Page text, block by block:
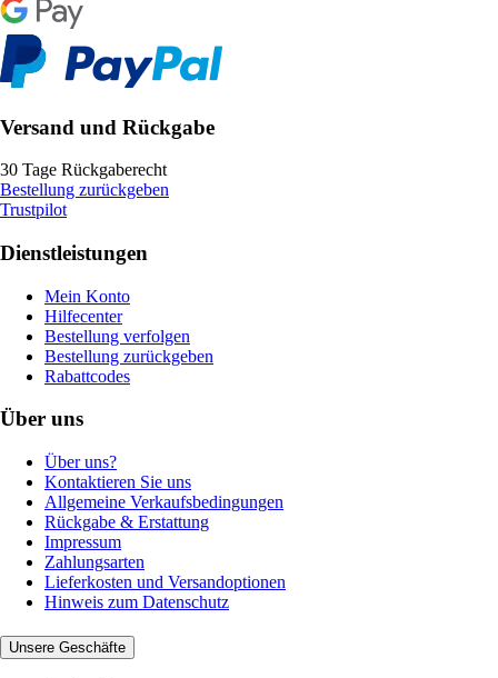
Versand und Rückgabe
30 Tage Rückgaberecht
Bestellung zurückgeben
Trustpilot
Dienstleistungen
Mein Konto
Hilfecenter
Bestellung verfolgen
Bestellung zurückgeben
Rabattcodes
Über uns
Über uns?
Kontaktieren Sie uns
Allgemeine Verkaufsbedingungen
Rückgabe & Erstattung
Impressum
Zahlungsarten
Lieferkosten und Versandoptionen
Hinweis zum Datenschutz
Unsere Geschäfte